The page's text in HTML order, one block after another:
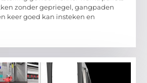
zonder gepriegel, gangpaden
keer goed kan insteken en